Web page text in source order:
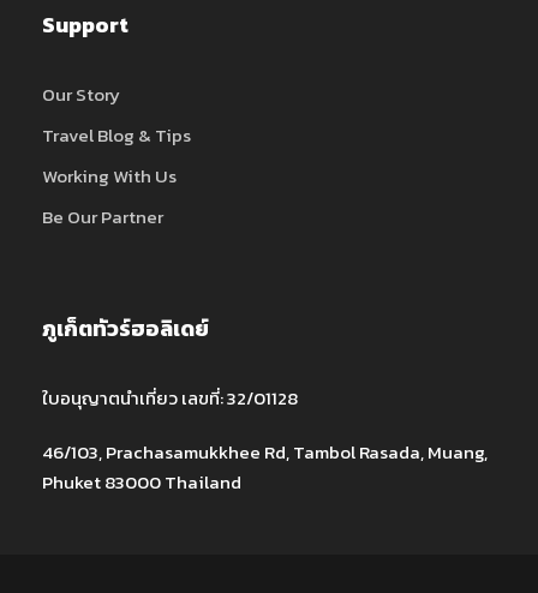
Support
Our Story
Travel Blog & Tips
Working With Us
Be Our Partner
ภูเก็ตทัวร์ฮอลิเดย์
ใบอนุญาตนำเที่ยว เลขที่: 32/01128
46/103, Prachasamukkhee Rd, Tambol Rasada, Muang,
Phuket 83000 Thailand